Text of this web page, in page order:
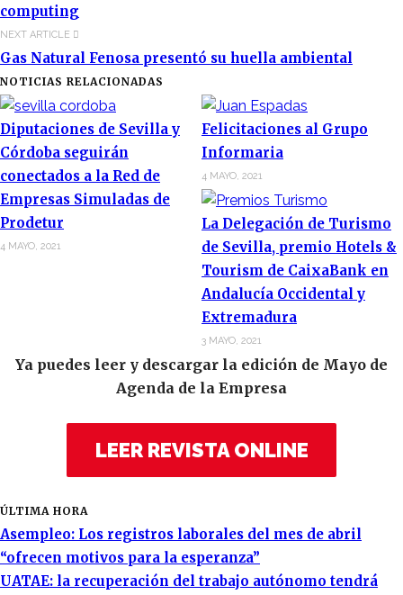
computing
NEXT ARTICLE
Gas Natural Fenosa presentó su huella ambiental
NOTICIAS RELACIONADAS
Diputaciones de Sevilla y
Córdoba seguirán
conectados a la Red de
Empresas Simuladas de
Prodetur
4 MAYO, 2021
Felicitaciones al Grupo
Informaria
4 MAYO, 2021
La Delegación de Turismo
de Sevilla, premio Hotels &
Tourism de CaixaBank en
Andalucía Occidental y
Extremadura
3 MAYO, 2021
Ya puedes leer y descargar la edición de Mayo de
Agenda de la Empresa
LEER REVISTA ONLINE
ÚLTIMA HORA
Asempleo: Los registros laborales del mes de abril
“ofrecen motivos para la esperanza”
UATAE: la recuperación del trabajo autónomo tendrá